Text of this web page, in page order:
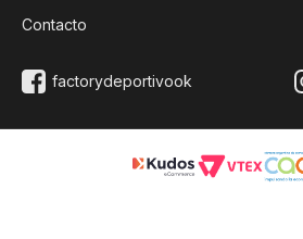
Contacto
factorydeportivook